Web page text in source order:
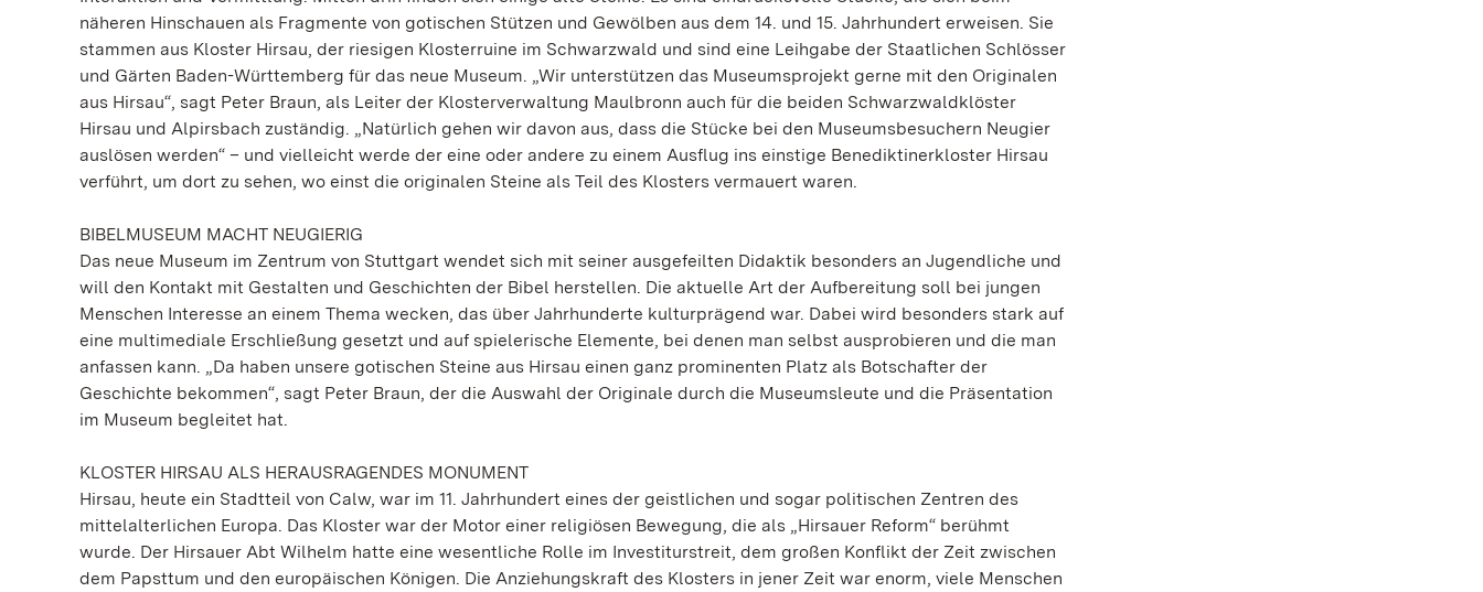
näheren Hinschauen als Fragmente von gotischen Stützen und Gewölben aus dem 14. und 15. Jahrhundert erweisen. Sie
stammen aus Kloster Hirsau, der riesigen Klosterruine im Schwarzwald und sind eine Leihgabe der Staatlichen Schlösser
und Gärten Baden-Württemberg für das neue Museum. „Wir unterstützen das Museumsprojekt gerne mit den Originalen
aus Hirsau“, sagt Peter Braun, als Leiter der Klosterverwaltung Maulbronn auch für die beiden Schwarzwaldklöster
Hirsau und Alpirsbach zuständig. „Natürlich gehen wir davon aus, dass die Stücke bei den Museumsbesuchern Neugier
auslösen werden“ – und vielleicht werde der eine oder andere zu einem Ausflug ins einstige Benediktinerkloster Hirsau
verführt, um dort zu sehen, wo einst die originalen Steine als Teil des Klosters vermauert waren.
BIBELMUSEUM MACHT NEUGIERIG
Das neue Museum im Zentrum von Stuttgart wendet sich mit seiner ausgefeilten Didaktik besonders an Jugendliche und
will den Kontakt mit Gestalten und Geschichten der Bibel herstellen. Die aktuelle Art der Aufbereitung soll bei jungen
Menschen Interesse an einem Thema wecken, das über Jahrhunderte kulturprägend war. Dabei wird besonders stark auf
eine multimediale Erschließung gesetzt und auf spielerische Elemente, bei denen man selbst ausprobieren und die man
anfassen kann. „Da haben unsere gotischen Steine aus Hirsau einen ganz prominenten Platz als Botschafter der
Geschichte bekommen“, sagt Peter Braun, der die Auswahl der Originale durch die Museumsleute und die Präsentation
im Museum begleitet hat.
KLOSTER HIRSAU ALS HERAUSRAGENDES MONUMENT
Hirsau, heute ein Stadtteil von Calw, war im 11. Jahrhundert eines der geistlichen und sogar politischen Zentren des
mittelalterlichen Europa. Das Kloster war der Motor einer religiösen Bewegung, die als „Hirsauer Reform“ berühmt
wurde. Der Hirsauer Abt Wilhelm hatte eine wesentliche Rolle im Investiturstreit, dem großen Konflikt der Zeit zwischen
dem Papsttum und den europäischen Königen. Die Anziehungskraft des Klosters in jener Zeit war enorm, viele Menschen